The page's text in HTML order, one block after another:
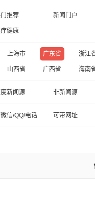
推荐 新闻门户
疗健康
上海市 广东省 浙江
山西省 广西省 海南
度新闻源 非新闻源
微信/QQ/电话 可带网址